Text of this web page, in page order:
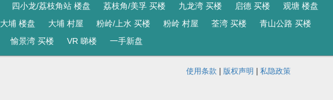
四小龙/荔枝角站 楼盘 荔枝角/美孚 买楼 九龙湾 买楼 启德 买楼
观塘 楼盘
大埔 楼盘 大埔 村屋 粉岭/上水 买楼 粉岭 村屋 荃湾 买楼
青山公路 买楼
愉景湾 买楼 VR 睇楼 一手新盘
使用条款 | 版权声明 | 私隐政策